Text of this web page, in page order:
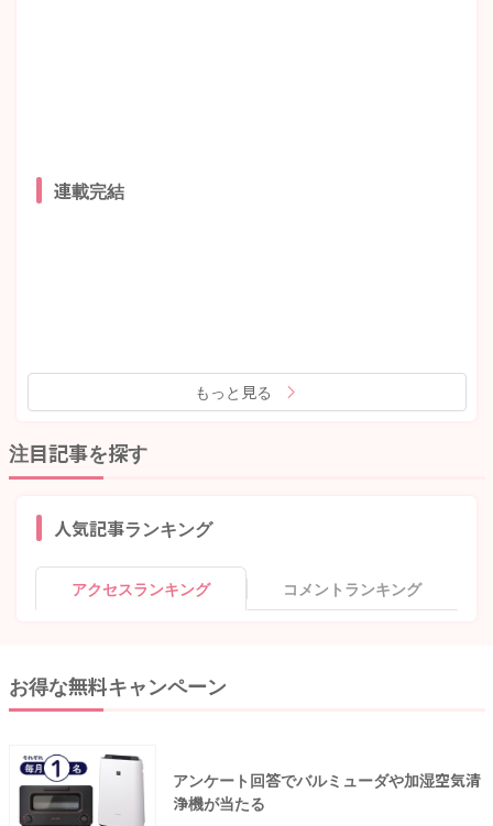
連載完結
もっと見る
注目記事を探す
人気記事ランキング
アクセスランキング コメントランキング
お得な無料キャンペーン
アンケート回答でバルミューダや加湿空気清
浄機が当たる